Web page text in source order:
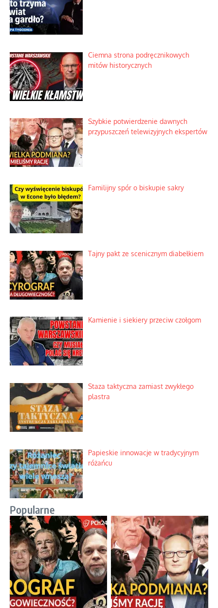
Ciemna strona podręcznikowych
mitów historycznych
Szybkie potwierdzenie dawnych
przypuszczeń telewizyjnych ekspertów
Familijny spór o biskupie sakry
Tajny pakt ze scenicznym diabełkiem
Kamienie i siekiery przeciw czołgom
Staza taktyczna zamiast zwykłego
plastra
Papieskie innowacje w tradycyjnym
różańcu
Popularne